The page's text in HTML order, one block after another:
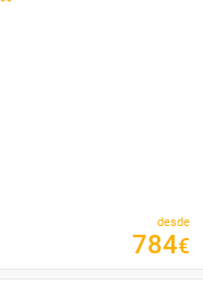
desde
784€